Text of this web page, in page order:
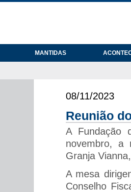
MANTIDAS
08/11/2023
Reunião
A Fundação
novembro, a
Granja
A mesa
Conselho